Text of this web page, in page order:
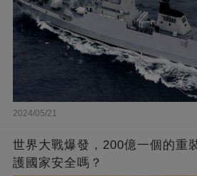
2024/05/21
世界大戰爆發，200億一個的重
護國家安全嗎？